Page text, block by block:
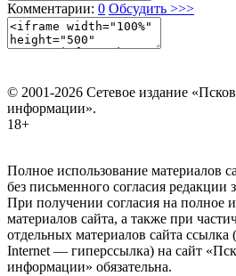
Комментарии: 0 Обсудить >>>
© 2001-2026 Сетевое издание
информации».
18+
Полное использование материалов
без письменного согласия редакции
При получении согласия на полное
материалов сайта, а также при
отдельных материалов сайта
Internet — гиперссылка) на сайт
информации» обязательна.